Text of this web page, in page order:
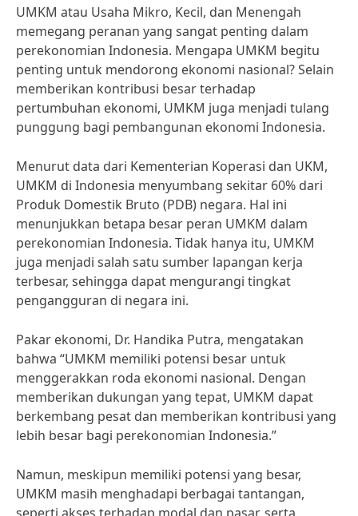
UMKM atau Usaha Mikro, Kecil, dan Menengah
memegang peranan yang sangat penting dalam
perekonomian Indonesia. Mengapa UMKM begitu
penting untuk mendorong ekonomi nasional? Selain
memberikan kontribusi besar terhadap
pertumbuhan ekonomi, UMKM juga menjadi tulang
punggung bagi pembangunan ekonomi Indonesia.
Menurut data dari Kementerian Koperasi dan UKM,
UMKM di Indonesia menyumbang sekitar 60% dari
Produk Domestik Bruto (PDB) negara. Hal ini
menunjukkan betapa besar peran UMKM dalam
perekonomian Indonesia. Tidak hanya itu, UMKM
juga menjadi salah satu sumber lapangan kerja
terbesar, sehingga dapat mengurangi tingkat
pengangguran di negara ini.
Pakar ekonomi, Dr. Handika Putra, mengatakan
bahwa “UMKM memiliki potensi besar untuk
menggerakkan roda ekonomi nasional. Dengan
memberikan dukungan yang tepat, UMKM dapat
berkembang pesat dan memberikan kontribusi yang
lebih besar bagi perekonomian Indonesia.”
Namun, meskipun memiliki potensi yang besar,
UMKM masih menghadapi berbagai tantangan,